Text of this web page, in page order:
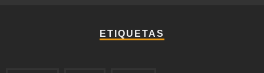
ETIQUETAS